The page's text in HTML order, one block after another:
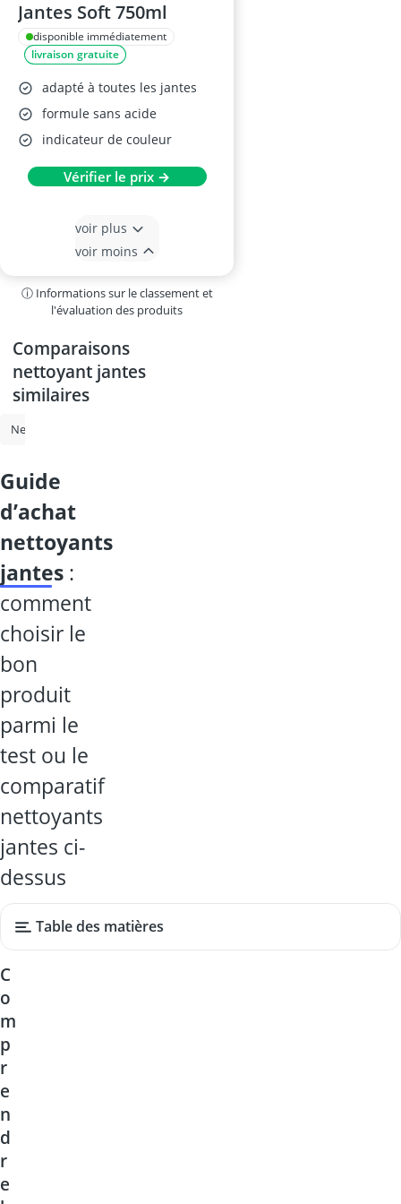
Jantes Soft 750ml
disponible immédiatement
livraison gratuite
adapté à toutes les jantes
formule sans acide
indicateur de couleur
Vérifier le prix →
voir plus
voir moins
ⓘ Informations sur le classement et
l'évaluation des produits
Comparaisons
nettoyant jantes
similaires
Nettoyant pour jantes
guide
d’achat
nettoyants
jantes :
comment
choisir le
bon
produit
parmi le
test ou le
comparatif
nettoyants
jantes ci-
dessus
Table des matières
C
o
m
p
r
e
n
d
r
e